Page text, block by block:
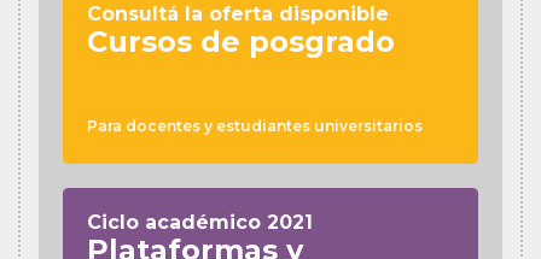
Consultá la oferta disponible
Cursos de posgrado
Para docentes y estudiantes universitarios
Ciclo académico 2021
Plataformas y